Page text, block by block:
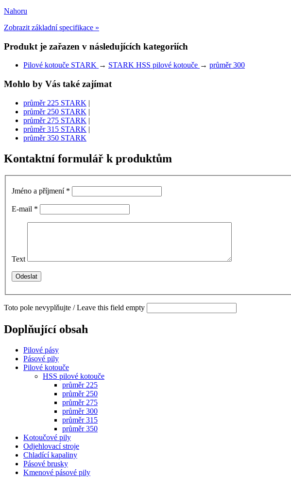
Nahoru
Zobrazit základní specifikace »
Produkt je zařazen v následujících kategoriích
Pilové kotouče STARK → STARK HSS pilové kotouče → průměr 300
Mohlo by Vás také zajímat
průměr 225 STARK |
průměr 250 STARK |
průměr 275 STARK |
průměr 315 STARK |
průměr 350 STARK
Kontaktní formulář k produktům
Jméno a příjmení *
E-mail *
Text
Toto pole nevyplňujte / Leave this field empty
Doplňující obsah
Pilové pásy
Pásové pily
Pilové kotouče
HSS pilové kotouče
průměr 225
průměr 250
průměr 275
průměr 300
průměr 315
průměr 350
Kotoučové pily
Odjehlovací stroje
Chladící kapaliny
Pásové brusky
Kmenové pásové pily